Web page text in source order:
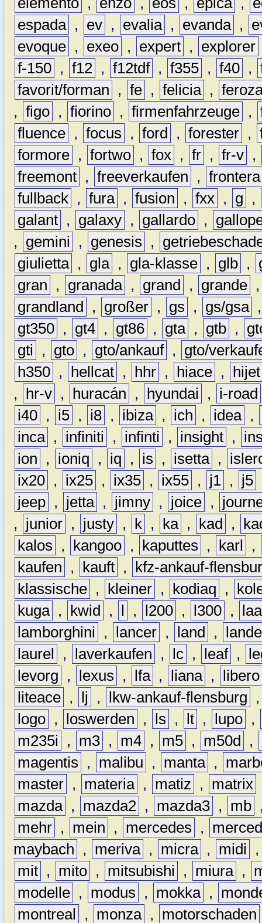
espada , ev , evalia , evanda ,
evoque , exeo , expert , explorer
f-150 , f12 , f12tdf , f355 , f40 ,
favorit/forman
, fe , felicia ,
, figo , fiorino , firmenfahrzeuge ,
fluence , focus , ford , forester ,
formore , fortwo , fox , fr , fr-v ,
freemont , freeverkaufen , frontera
fullback , fura , fusion , fxx , g
,
galant , galaxy , gallardo ,
,
gemini , genesis ,
giulietta , gla , gla-klasse , glb ,
gran
, granada , grand , grande
grandland
, großer , gs , gs/gsa
gt350 , gt4 , gt86 , gta , gtb ,
gti
, gto , gto/ankauf ,
gto/
h350 , hellcat , hhr , hiace ,
hijet
,
hr-v , huracán , hyundai ,
i-road
i40 , i5 , i8 , ibiza , ich , idea ,
inca , infiniti , infinti , insight ,
ion
, ioniq , iq , is , isetta ,
ix20 , ix25 , ix35 , ix55 , j1 , j5
jeep , jetta , jimny , joice ,
,
junior , justy , k , ka , kad ,
kalos
, kangoo , kaputtes , karl
,
kaufen
, kauft ,
kfz-ankauf-
klassische , kleiner , kodiaq ,
kuga , kwid , l , l200 , l300 ,
lamborghini
, lancer , land ,
laurel
, laverkaufen , lc , leaf ,
levorg
, lexus , lfa , liana ,
libero
liteace , lj , lkw-ankauf-flensburg
logo , loswerden , ls , lt , lupo ,
m235i
, m3 , m4 , m5 , m50d ,
magentis
, malibu , manta ,
master , materia , matiz , matrix
mazda , mazda2 , mazda3 , mb
mehr , mein , mercedes ,
maybach
, meriva , micra , midi
mit , mito , mitsubishi , miura ,
modelle , modus , mokka ,
montreal
, monza , motorschaden